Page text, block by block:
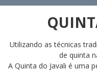
Utilizando as técnicas
de quinta
A Quinta do Javali é uma